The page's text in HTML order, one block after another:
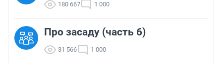
180 667 1 000
Про засаду (часть 6)
31 566 1 000